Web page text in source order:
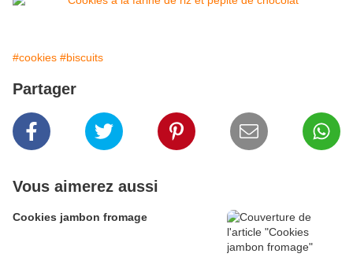
#cookies #biscuits
Partager
Vous aimerez aussi
Cookies jambon fromage